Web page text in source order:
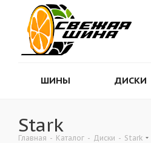
ШИНЫ ДИСКИ
Stark
Главная - Каталог - Диски - Stark